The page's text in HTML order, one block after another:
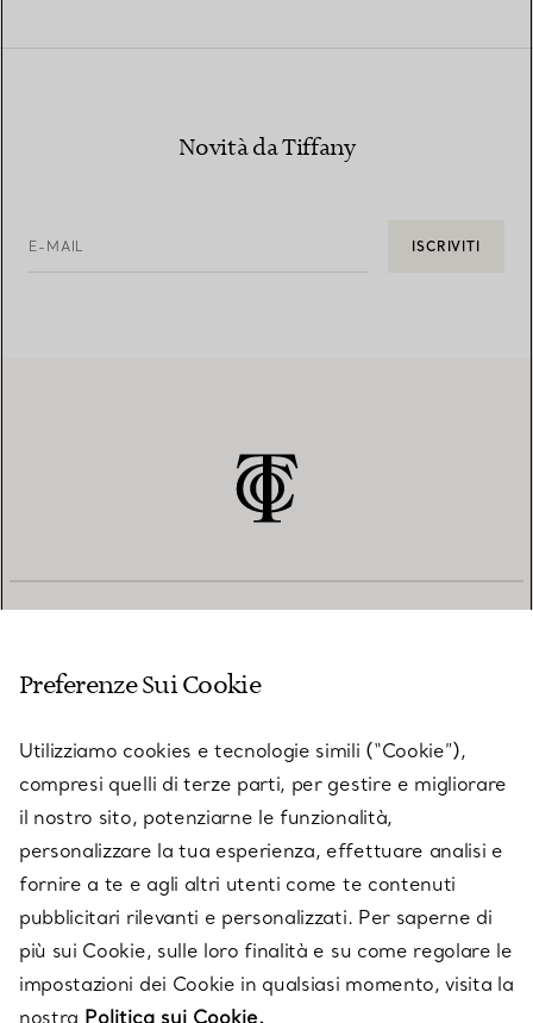
Novità da Tiffany
E-MAIL ISCRIVITI
SU TIFFANY & CO.
LEGALE
SEGUICI
Preferenze Sui Cookie
Utilizziamo cookies e tecnologie simili (“Cookie”),
compresi quelli di terze parti, per gestire e migliorare
il nostro sito, potenziarne le funzionalità,
personalizzare la tua esperienza, effettuare analisi e
fornire a te e agli altri utenti come te contenuti
pubblicitari rilevanti e personalizzati. Per saperne di
più sui Cookie, sulle loro finalità e su come regolare le
impostazioni dei Cookie in qualsiasi momento, visita la
nostra Politica sui Cookie.